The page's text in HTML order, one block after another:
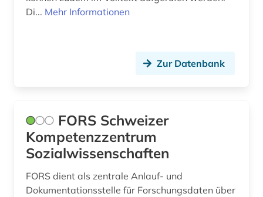
südkorea (1)
technikgeschichte (1)
theologie (2)
theorie (1)
umwelt (2)
Di... Mehr Informationen
Zur Datenbank
FORS Schweizer
Kompetenzzentrum
Sozialwissenschaften
FORS dient als zentrale Anlauf- und
Dokumentationsstelle für Forschungsdaten über